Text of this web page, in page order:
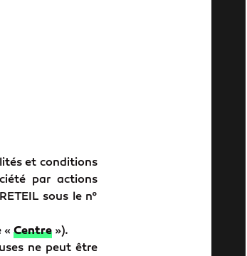
et conditions
par actions
sous le n°
« Centre »).
ne peut être